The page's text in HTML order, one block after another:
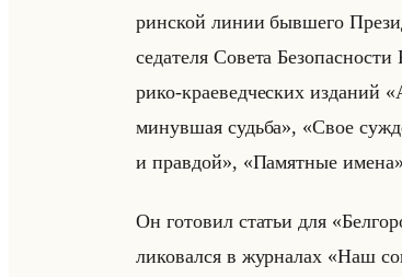
рин­ской линии быв­ше­го
се­да­те­ля Со­ве­та
ри­ко-кра­евед­че­ских из­да­ний
минувшая судьба», «Свое
и правдой», «Памятные
Он го­то­вил ста­тьи для
ли­ко­вал­ся в жур­на­лах «Наш